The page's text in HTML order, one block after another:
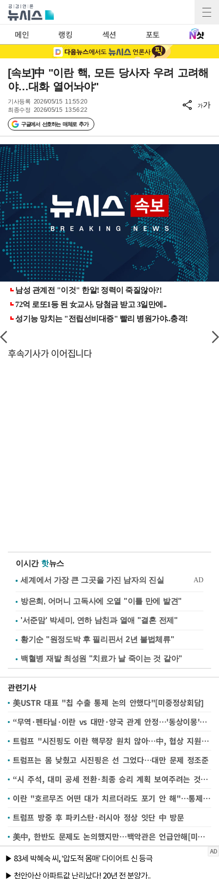
메인 랭킹 섹션 포토
[속보]中 "이란 핵, 모든 당사자 우려 고려해
야…대화 열어놔야"
기사등록 2026/05/15 11:55:20
최종수정 2026/05/15 13:56:22
구글에서 선호하는 매체로 추가
가가
후속기사가 이어집니다
이시간 핫뉴스
방은희, 어머니 고독사에 오열 "이틀 만에 발견"
'서준맘' 박세미, 연하 남친과 열애 "결혼 전제"
황기순 "원정도박 후 필리핀서 2년 불법체류"
백혈병 재발 최성원 "치료가 날 죽이는 것 같아"
관련기사
美USTR 대표 "칩 수출 통제 논의 안했다"[미중정상회담]
“무역·펜타닐·이란 vs 대만·양국 관계 안정…'동상이몽'”[미중정상회담]
트럼프 "시진핑도 이란 핵무장 원치 않아…中, 협상 지원 의사"(종합2보)
트럼프는 몸 낮췄고 시진핑은 선 그었다…대만 문제 정조준
“시 주석, 대미 공세 전환·최종 승리 계획 보여주려는 것”[미중정상회담]
이란 "호르무즈 어떤 대가 치르더라도 포기 안 해"…통제권 재강조
트럼프 방중 후 파키스탄·러시아 정상 잇단 中 방문
美中, 한반도 문제도 논의했지만…백악관은 언급안해[미중정상회담]